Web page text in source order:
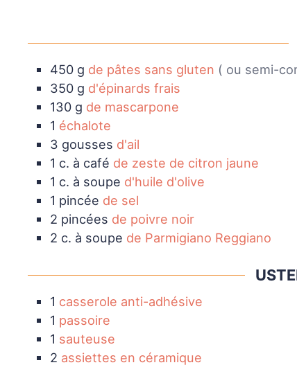
450 g de pâtes sans gluten ( ou semi-
350 g d'épinards frais
130 g de mascarpone
1 échalote
3 gousses d'ail
1 c. à café de zeste de citron jaune
1 c. à soupe d'huile d'olive
1 pincée de sel
2 pincées de poivre noir
2 c. à soupe de Parmigiano Reggiano
1 casserole anti-adhésive
1 passoire
1 sauteuse
2 assiettes en céramique